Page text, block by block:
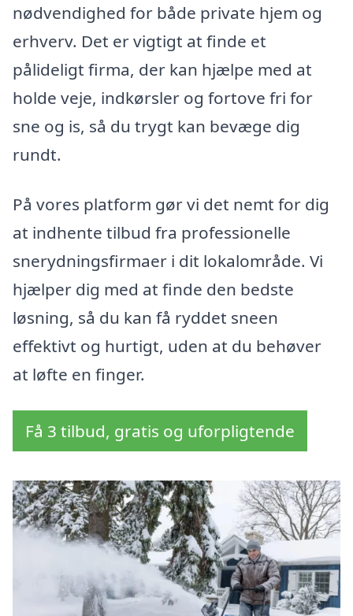
nødvendighed for både private hjem og
erhverv. Det er vigtigt at finde et
pålideligt firma, der kan hjælpe med at
holde veje, indkørsler og fortove fri for
sne og is, så du trygt kan bevæge dig
rundt.
På vores platform gør vi det nemt for dig
at indhente tilbud fra professionelle
snerydningsfirmaer i dit lokalområde. Vi
hjælper dig med at finde den bedste
løsning, så du kan få ryddet sneen
effektivt og hurtigt, uden at du behøver
at løfte en finger.
Få 3 tilbud, gratis og uforpligtende